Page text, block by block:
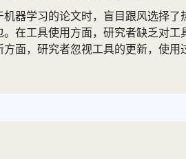
器学习的论文时，盲目跟风选择
在工具使用方面，研究者缺乏对
面，研究者忽视工具的更新，使